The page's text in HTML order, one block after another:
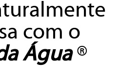
com o
Água®